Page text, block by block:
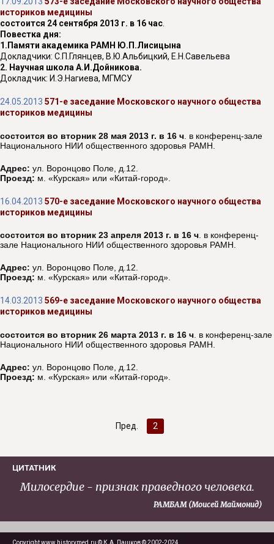
историков медицины
состоится 24 сентября 2013 г. в 16 час
Повестка дня:
1.Памяти академика РАМН Ю.П.Лисицына
Докладчики: С.П.Глянцев, В.Ю.Альбицкий, Е.Н.Савельева
2. Научная школа А.И.Дойникова.
Докладчик: И.Э.Нагиева, МГМСУ
24.05.2013 571-е заседание Московского научного общества
историков медицины
состоится во вторник 28 мая 2013 г. в 16 ч . в конференц-зале
Национального НИИ общественного здоровья РАМН.
Адрес: ул. Воронцово Поле, д.12.
Проезд: м. «Курская» или «Китай-город».
16.04.2013 570-е заседание Московского научного общества
историков медицины
состоится во вторник 23 апреля 2013 г. в 16 ч. в конференц-
зале Национального НИИ общественного здоровья РАМН.
Адрес: ул. Воронцово Поле, д.12.
Проезд: м. «Курская» или «Китай-город».
14.03.2013 569-е заседание Московского научного общества
историков медицины
состоится во вторник 26 марта 2013 г. в 16 ч . в конференц-зале
Национального НИИ общественного здоровья РАМН.
Адрес: ул. Воронцово Поле, д.12.
Проезд: м. «Курская» или «Китай-город».
Пред. 2
ЦИТАТНИК
Милосердие - признак праведного человека.
РАМБАМ (Моисей Маймонид)